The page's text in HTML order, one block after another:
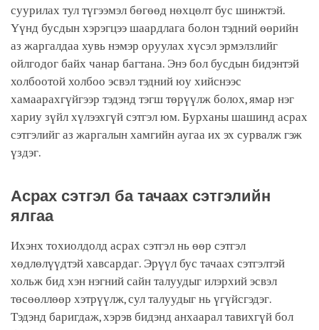
суурилах тул түгээмэл бөгөөд нөхцөлт бус шинжтэй.
Үүнд бусдын хэрэгцээ шаардлага болон тэдний өөрийн
аз жаргалдаа хувь нэмэр оруулах хүсэл эрмэлзлийг
ойлгодог байх чанар багтана. Энэ бол бусдын бидэнтэй
холбоотой холбоо эсвэл тэдний юу хийснээс
хамаарахгүйгээр тэдэнд тэгш төрүүлж болох, ямар нэг
хариу зүйл хүлээхгүй сэтгэл юм. Бурханы шашинд асрах
сэтгэлийг аз жаргалын хамгийн аугаа их эх сурвалж гэж
үздэг.
Асрах сэтгэл ба тачаах сэтгэлийн
ялгаа
Ихэнх тохиолдолд асрах сэтгэл нь өөр сэтгэл
хөдлөлүүдтэй хавсардаг. Эрүүл бус тачаах сэтгэлтэй
хольж бид хэн нэгний сайн талуудыг илэрхий эсвэл
төсөөллөөр хэтрүүлж, сул талуудыг нь үгүйсгэдэг.
Тэдэнд баригдаж, хэрэв бидэнд анхаарал тавихгүй бол